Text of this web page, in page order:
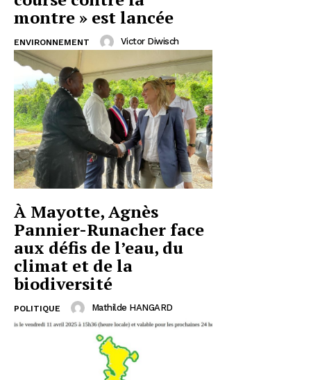
montre » est lancée
ENVIRONNEMENT Victor Diwisch
À Mayotte, Agnès
Pannier-Runacher face
aux défis de l’eau, du
climat et de la
biodiversité
POLITIQUE Mathilde HANGARD